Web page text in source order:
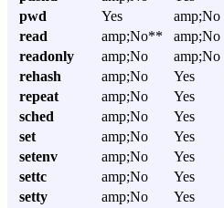
pwd
Yes amp;No
read
amp;No** amp;No
readonly
amp;No amp;No
rehash
amp;No Yes
repeat
amp;No Yes
sched
amp;No Yes
set
amp;No Yes
setenv
amp;No Yes
settc
amp;No Yes
setty
amp;No Yes